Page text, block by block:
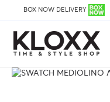
BOX NOW DELIVERY